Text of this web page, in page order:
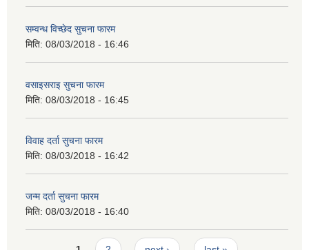
सम्वन्ध विच्छेद सुचना फारम
मिति: 08/03/2018 - 16:46
वसाइसराइ सुचना फारम
मिति: 08/03/2018 - 16:45
विवाह दर्ता सुचना फारम
मिति: 08/03/2018 - 16:42
जन्म दर्ता सुचना फारम
मिति: 08/03/2018 - 16:40